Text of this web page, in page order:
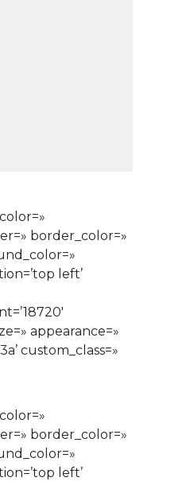
border_color=»
left’
appearance=»
custom_class=»
border_color=»
left’